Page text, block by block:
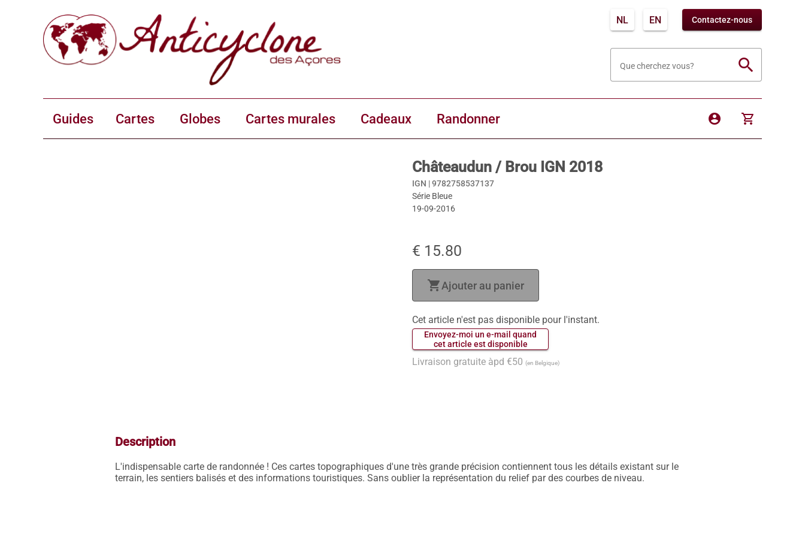
NL EN Contactez-nous
Que cherchez vous? search
Guides Cartes Globes Cartes murales Cadeaux Randonner account_circle shopping_cart
Châteaudun / Brou IGN 2018
IGN |9782758537137
Série Bleue
19-09-2016
€ 15.80
shopping_cartAjouter au panier
Cet article n'est pas disponible pour l'instant.
Envoyez-moi un e-mail quand
Livraison gratuite àpd €50 (en Belgique)
Description
L'indispensable carte de randonnée ! Ces cartes topographiques d'une très grande précision contiennent tous les détails existant sur le
terrain, les sentiers balisés et des informations touristiques. Sans oublier la représentation du relief par des courbes de niveau.